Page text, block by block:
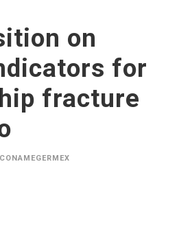
on
for
fracture
CONAMEGERMEX